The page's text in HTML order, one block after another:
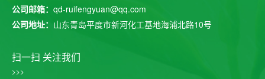
公司邮箱： qd-ruifengyuan@qq.com
公司地址： 山东青岛平度市新河化工基地海浦北路10号
扫一扫 关注我们
>>>